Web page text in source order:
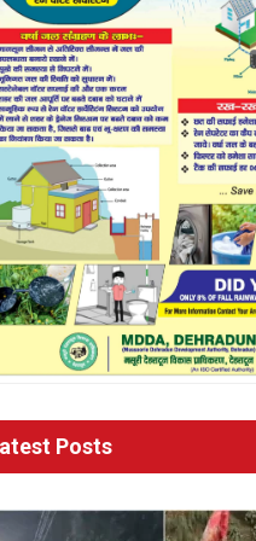
Posts